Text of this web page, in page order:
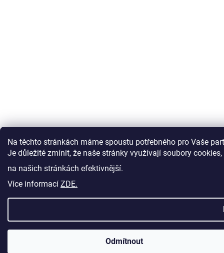
Na těchto stránkách máme spoustu potřebného pro Vaše
Je důležité zmínit, že naše stránky využívají soubory
na našich stránkách efektivnější.
Více informací ZDE.
Odmítnout